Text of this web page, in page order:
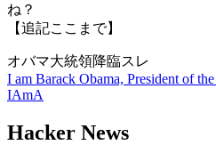
ね？
【追記ここまで】
オバマ大統領降臨スレ
I am Barack Obama, President of
IAmA
Hacker News